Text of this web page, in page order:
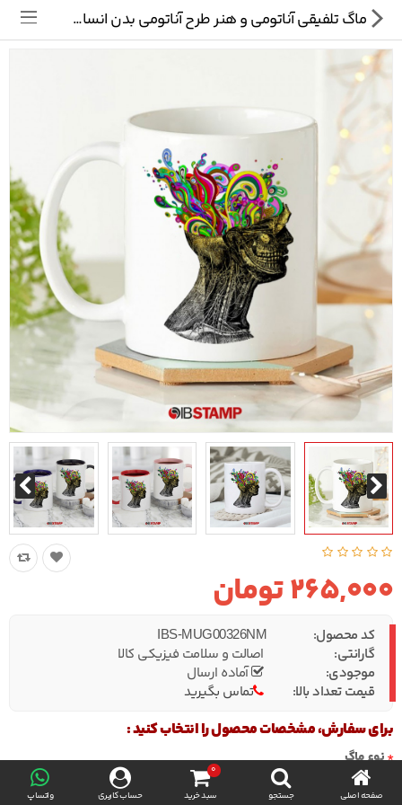
صفحه اصلی جستجو
0
سبد خرید
حساب کاربری واتساپ
ماگ تلفیقی آناتومی و هنر طرح آناتومی بدن انسان | آی بی استمپ
265,000 تومان
کد محصول: IBS-MUG00326NM
گارانتی:
اصالت و سلامت فیزیکی کالا
موجودی:
آماده ارسال
قیمت تعداد بالا:
تماس بگیرید
برای سفارش، مشخصات محصول را انتخاب کنید :
نوع ماگ
تی شرت
ماگ
پیکسل
سایر محصولات
پیج ما در اینستاگرام سوالات متداول